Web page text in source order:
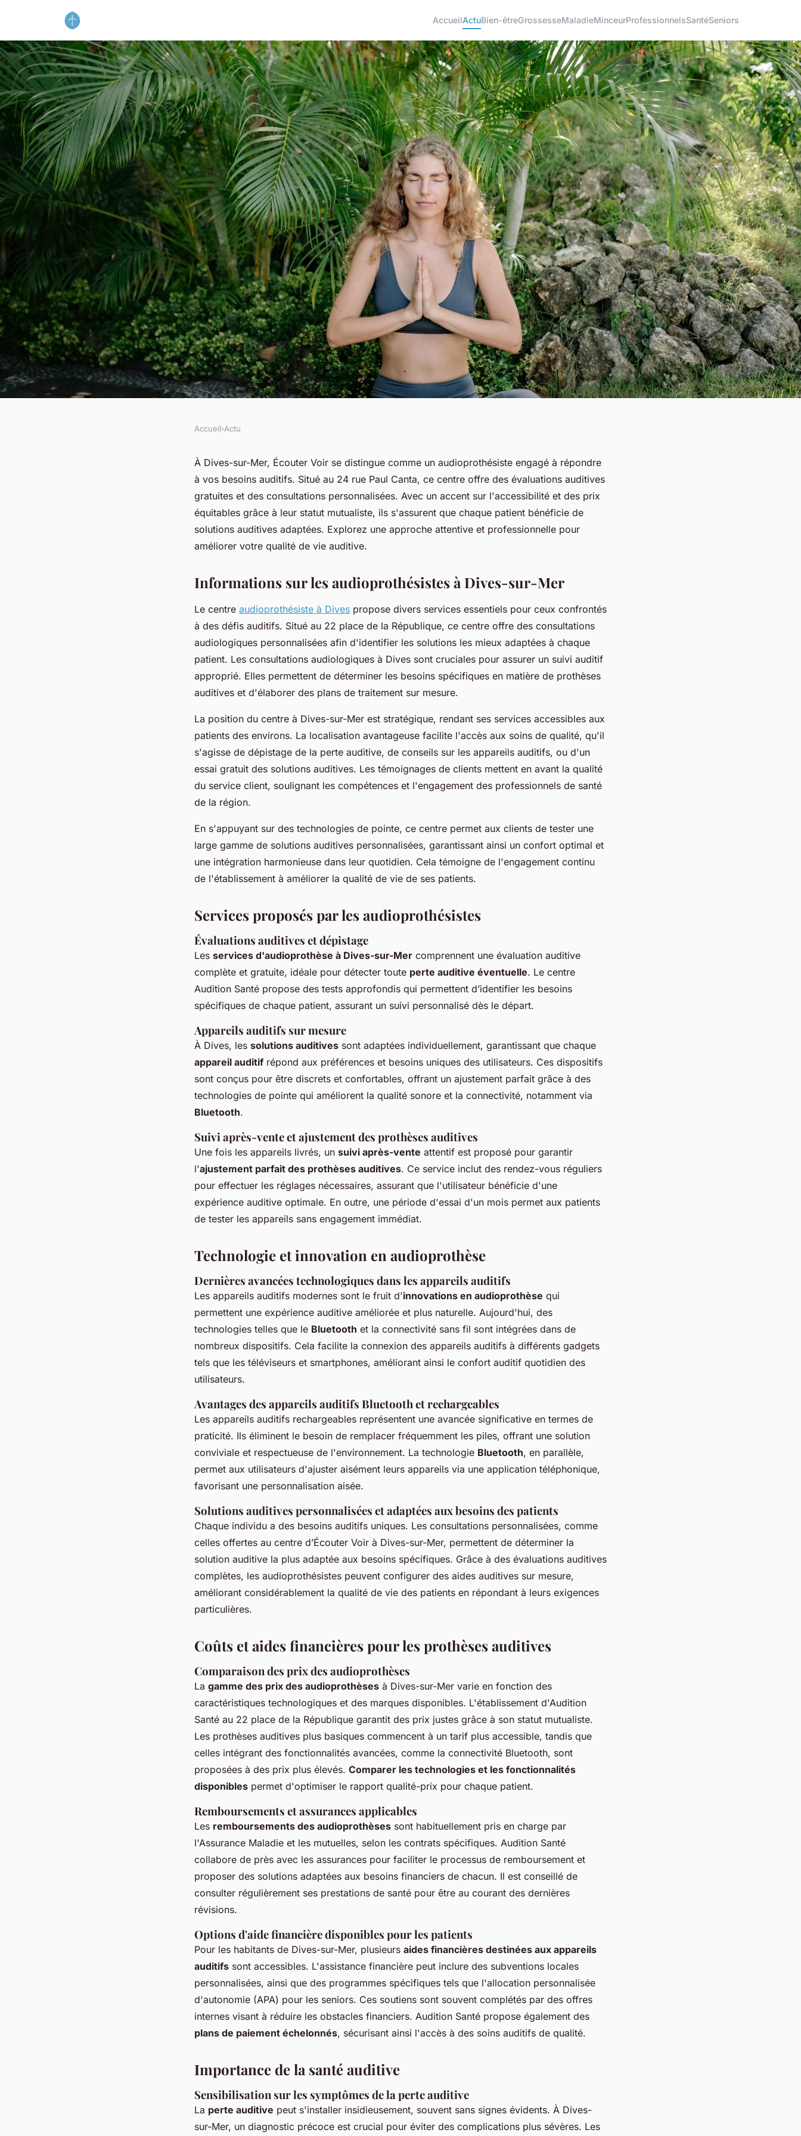
AccueilActuBien-êtreGrossesseMaladieMinceurProfessionnelsSantéSeniors
Découvrez l'audioprothésiste à dives-
sur-mer pour vos besoins auditifs
Accueil›Actu
À Dives-sur-Mer, Écouter Voir se distingue comme un audioprothésiste engagé à répondre
à vos besoins auditifs. Situé au 24 rue Paul Canta, ce centre offre des évaluations auditives
gratuites et des consultations personnalisées. Avec un accent sur l'accessibilité et des prix
équitables grâce à leur statut mutualiste, ils s'assurent que chaque patient bénéficie de
solutions auditives adaptées. Explorez une approche attentive et professionnelle pour
améliorer votre qualité de vie auditive.
Informations sur les audioprothésistes à Dives-sur-Mer
Le centre audioprothésiste à Dives propose divers services essentiels pour ceux confrontés
à des défis auditifs. Situé au 22 place de la République, ce centre offre des consultations
audiologiques personnalisées afin d'identifier les solutions les mieux adaptées à chaque
patient. Les consultations audiologiques à Dives sont cruciales pour assurer un suivi auditif
approprié. Elles permettent de déterminer les besoins spécifiques en matière de prothèses
auditives et d'élaborer des plans de traitement sur mesure.
La position du centre à Dives-sur-Mer est stratégique, rendant ses services accessibles aux
patients des environs. La localisation avantageuse facilite l'accès aux soins de qualité, qu'il
s'agisse de dépistage de la perte auditive, de conseils sur les appareils auditifs, ou d'un
essai gratuit des solutions auditives. Les témoignages de clients mettent en avant la qualité
du service client, soulignant les compétences et l'engagement des professionnels de santé
de la région.
En s'appuyant sur des technologies de pointe, ce centre permet aux clients de tester une
large gamme de solutions auditives personnalisées, garantissant ainsi un confort optimal et
une intégration harmonieuse dans leur quotidien. Cela témoigne de l'engagement continu
de l'établissement à améliorer la qualité de vie de ses patients.
Services proposés par les audioprothésistes
Évaluations auditives et dépistage
Les services d'audioprothèse à Dives-sur-Mer comprennent une évaluation auditive
complète et gratuite, idéale pour détecter toute perte auditive éventuelle. Le centre
Audition Santé propose des tests approfondis qui permettent d’identifier les besoins
spécifiques de chaque patient, assurant un suivi personnalisé dès le départ.
Appareils auditifs sur mesure
À Dives, les solutions auditives sont adaptées individuellement, garantissant que chaque
appareil auditif répond aux préférences et besoins uniques des utilisateurs. Ces dispositifs
sont conçus pour être discrets et confortables, offrant un ajustement parfait grâce à des
technologies de pointe qui améliorent la qualité sonore et la connectivité, notamment via
Bluetooth.
Suivi après-vente et ajustement des prothèses auditives
Une fois les appareils livrés, un suivi après-vente attentif est proposé pour garantir
l'ajustement parfait des prothèses auditives. Ce service inclut des rendez-vous réguliers
pour effectuer les réglages nécessaires, assurant que l'utilisateur bénéficie d'une
expérience auditive optimale. En outre, une période d'essai d'un mois permet aux patients
de tester les appareils sans engagement immédiat.
Technologie et innovation en audioprothèse
Dernières avancées technologiques dans les appareils auditifs
Les appareils auditifs modernes sont le fruit d'innovations en audioprothèse qui
permettent une expérience auditive améliorée et plus naturelle. Aujourd'hui, des
technologies telles que le Bluetooth et la connectivité sans fil sont intégrées dans de
nombreux dispositifs. Cela facilite la connexion des appareils auditifs à différents gadgets
tels que les téléviseurs et smartphones, améliorant ainsi le confort auditif quotidien des
utilisateurs.
Avantages des appareils auditifs Bluetooth et rechargeables
Les appareils auditifs rechargeables représentent une avancée significative en termes de
praticité. Ils éliminent le besoin de remplacer fréquemment les piles, offrant une solution
conviviale et respectueuse de l'environnement. La technologie Bluetooth, en parallèle,
permet aux utilisateurs d'ajuster aisément leurs appareils via une application téléphonique,
favorisant une personnalisation aisée.
Solutions auditives personnalisées et adaptées aux besoins des patients
Chaque individu a des besoins auditifs uniques. Les consultations personnalisées, comme
celles offertes au centre d’Écouter Voir à Dives-sur-Mer, permettent de déterminer la
solution auditive la plus adaptée aux besoins spécifiques. Grâce à des évaluations auditives
complètes, les audioprothésistes peuvent configurer des aides auditives sur mesure,
améliorant considérablement la qualité de vie des patients en répondant à leurs exigences
particulières.
Coûts et aides financières pour les prothèses auditives
Comparaison des prix des audioprothèses
La gamme des prix des audioprothèses à Dives-sur-Mer varie en fonction des
caractéristiques technologiques et des marques disponibles. L'établissement d'Audition
Santé au 22 place de la République garantit des prix justes grâce à son statut mutualiste.
Les prothèses auditives plus basiques commencent à un tarif plus accessible, tandis que
celles intégrant des fonctionnalités avancées, comme la connectivité Bluetooth, sont
proposées à des prix plus élevés. Comparer les technologies et les fonctionnalités
disponibles permet d'optimiser le rapport qualité-prix pour chaque patient.
Remboursements et assurances applicables
Les remboursements des audioprothèses sont habituellement pris en charge par
l'Assurance Maladie et les mutuelles, selon les contrats spécifiques. Audition Santé
collabore de près avec les assurances pour faciliter le processus de remboursement et
proposer des solutions adaptées aux besoins financiers de chacun. Il est conseillé de
consulter régulièrement ses prestations de santé pour être au courant des dernières
révisions.
Options d'aide financière disponibles pour les patients
Pour les habitants de Dives-sur-Mer, plusieurs aides financières destinées aux appareils
auditifs sont accessibles. L'assistance financière peut inclure des subventions locales
personnalisées, ainsi que des programmes spécifiques tels que l'allocation personnalisée
d'autonomie (APA) pour les seniors. Ces soutiens sont souvent complétés par des offres
internes visant à réduire les obstacles financiers. Audition Santé propose également des
plans de paiement échelonnés, sécurisant ainsi l'accès à des soins auditifs de qualité.
Importance de la santé auditive
Sensibilisation sur les symptômes de la perte auditive
La perte auditive peut s'installer insidieusement, souvent sans signes évidents. À Dives-
sur-Mer, un diagnostic précoce est crucial pour éviter des complications plus sévères. Les